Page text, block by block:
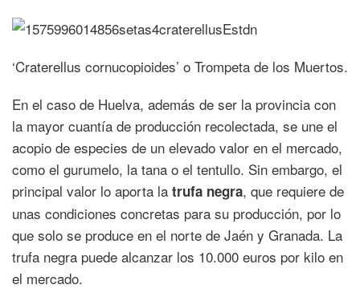
‘Craterellus cornucopioides’ o Trompeta de los Muertos.
En el caso de Huelva, además de ser la provincia con
la mayor cuantía de producción recolectada, se une el
acopio de especies de un elevado valor en el mercado,
como el gurumelo, la tana o el tentullo. Sin embargo, el
principal valor lo aporta la trufa negra, que requiere de
unas condiciones concretas para su producción, por lo
que solo se produce en el norte de Jaén y Granada. La
trufa negra puede alcanzar los 10.000 euros por kilo en
el mercado.